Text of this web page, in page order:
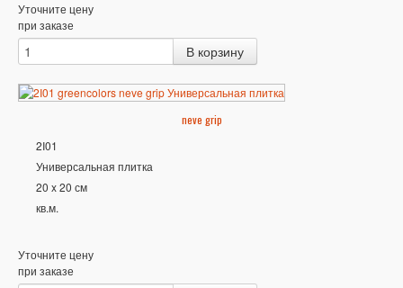
Уточните цену
при заказе
neve grip
2I01
Универсальная плитка
20 x 20 см
кв.м.
Уточните цену
при заказе